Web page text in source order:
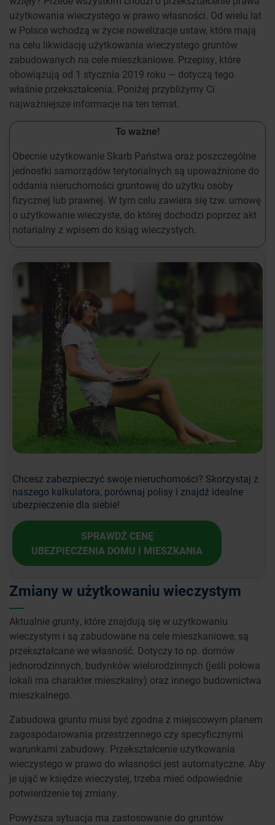
użytkowania wieczystego w prawo własności. Od wielu lat
w Polsce wchodzą w życie nowelizacje ustaw, które mają
na celu likwidację użytkowania wieczystego gruntów
zabudowanych na cele mieszkaniowe. Przepisy, które
obowiązują od 1 stycznia 2019 roku — dotyczą tego
właśnie przekształcenia. Poniżej przybliżymy Ci
najważniejsze informacje na ten temat.
To ważne!
Obecnie użytkowanie Skarb Państwa oraz poszczególne
jednostki samorządów terytorialnych są upoważnione do
oddania nieruchomości gruntowej do użytku osoby
fizycznej lub prawnej. W tym celu zawiera się tzw. umowę
o użytkowanie wieczyste, do której dochodzi poprzez akt
notarialny z wpisem do ksiąg wieczystych.
Chcesz zabezpieczyć swoje nieruchomości? Skorzystaj z
naszego kalkulatora, porównaj polisy i znajdź idealne
ubezpieczenie dla siebie!
SPRAWDŹ CENĘ
UBEZPIECZENIA DOMU I MIESZKANIA
Zmiany w użytkowaniu wieczystym
Aktualnie grunty, które znajdują się w użytkowaniu
wieczystym i są zabudowane na cele mieszkaniowe, są
przekształcane we własność. Dotyczy to np. domów
jednorodzinnych, budynków wielorodzinnych (jeśli połowa
lokali ma charakter mieszkalny) oraz innego budownictwa
mieszkalnego.
Zabudowa gruntu musi być zgodna z miejscowym planem
zagospodarowania przestrzennego czy specyficznymi
warunkami zabudowy. Przekształcenie użytkowania
wieczystego w prawo do własności jest automatyczne. Aby
je ująć w księdze wieczystej, trzeba mieć odpowiednie
potwierdzenie tej zmiany.
Powyższa sytuacja ma zastosowanie do gruntów